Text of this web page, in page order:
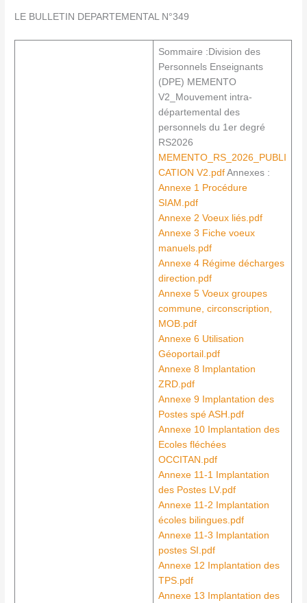
LE BULLETIN DEPARTEMENTAL N°349
Sommaire :Division des
Personnels Enseignants
(DPE) MEMENTO
V2_Mouvement intra-
départemental des
personnels du 1er degré
RS2026
MEMENTO_RS_2026_PUBLI
CATION V2.pdfAnnexes :
Annexe 1 Procédure
SIAM.pdf
Annexe 2 Voeux liés.pdf
Annexe 3 Fiche voeux
manuels.pdf
Annexe 4 Régime décharges
direction.pdf
Annexe 5 Voeux groupes
commune, circonscription,
MOB.pdf
Annexe 6 Utilisation
Géoportail.pdf
Annexe 8 Implantation
ZRD.pdf
Annexe 9 Implantation des
Postes spé ASH.pdf
Annexe 10 Implantation des
Ecoles fléchées
OCCITAN.pdf
Annexe 11-1 Implantation
des Postes LV.pdf
Annexe 11-2 Implantation
écoles bilingues.pdf
Annexe 11-3 Implantation
postes SI.pdf
Annexe 12 Implantation des
TPS.pdf
Annexe 13 Implantation des